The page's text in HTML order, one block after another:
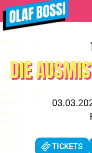
DIE
TICKETS